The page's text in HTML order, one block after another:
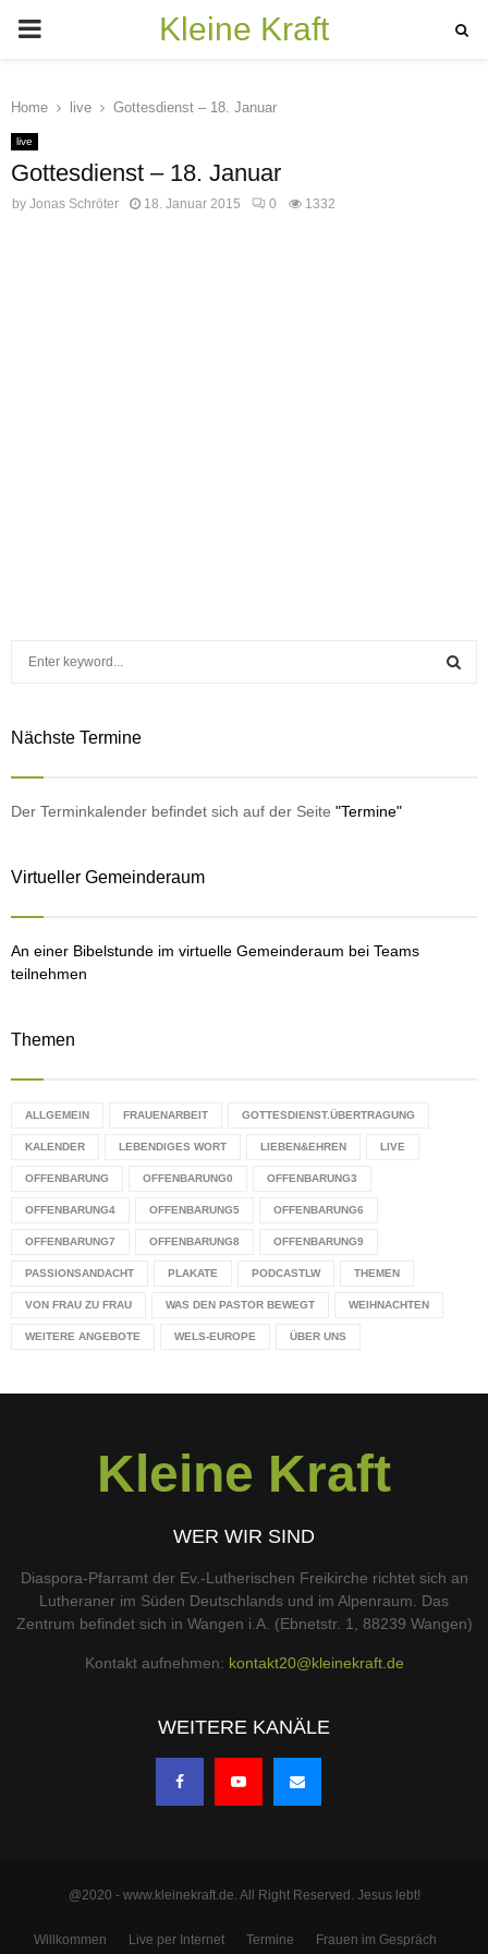
PRIMARY
Kleine Kraft
Home live Gottesdienst – 18. Januar
live
Gottesdienst – 18. Januar
by Jonas Schröter 18. Januar 2015 0 1332
c
o
Nächste Termine
Der Terminkalender befindet sich auf der Seite "Termine"
Virtueller Gemeinderaum
An einer Bibelstunde im virtuelle Gemeinderaum bei Teams
teilnehmen
Themen
ALLGEMEIN FRAUENARBEIT GOTTESDIENST.ÜBERTRAGUNG
KALENDER LEBENDIGES WORT LIEBEN&EHREN LIVE
OFFENBARUNG OFFENBARUNG0 OFFENBARUNG3
OFFENBARUNG4 OFFENBARUNG5 OFFENBARUNG6
OFFENBARUNG7 OFFENBARUNG8 OFFENBARUNG9
PASSIONSANDACHT PLAKATE PODCASTLW THEMEN
VON FRAU ZU FRAU WAS DEN PASTOR BEWEGT WEIHNACHTEN
WEITERE ANGEBOTE WELS-EUROPE ÜBER UNS
Kleine Kraft
WER WIR SIND
Diaspora-Pfarramt der Ev.-Lutherischen Freikirche richtet sich an
Lutheraner im Süden Deutschlands und im Alpenraum. Das
Zentrum befindet sich in Wangen i.A. (Ebnetstr. 1, 88239 Wangen)
Kontakt aufnehmen: kontakt20@kleinekraft.de
WEITERE KANÄLE
@2020 - www.kleinekraft.de. All Right Reserved. Jesus lebt!
Willkommen Live per Internet Termine Frauen im Gespräch